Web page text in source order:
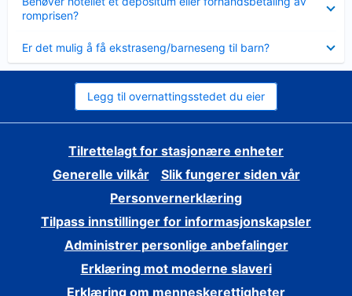
romprisen?
mindre
Er det mulig å få ekstraseng/barneseng til barn?
mindre
Legg til overnattingsstedet du eier
Tilrettelagt for stasjonære enheter
Generelle vilkår
Slik fungerer siden vår
Personvernerklæring
Tilpass innstillinger for informasjonskapsler
Administrer personlige anbefalinger
Erklæring mot moderne slaveri
Erklæring om menneskerettigheter